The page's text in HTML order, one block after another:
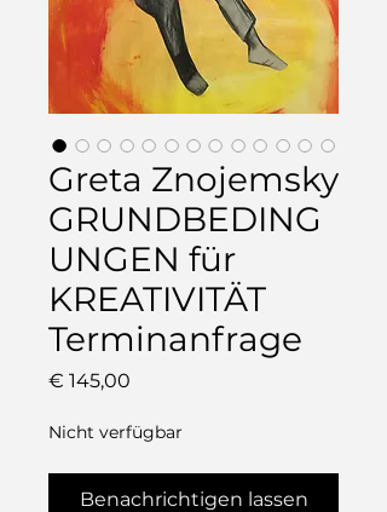
Greta Znojemsky
GRUNDBEDING
UNGEN für
KREATIVITÄT
Terminanfrage
€ 145,00
Nicht verfügbar
Benachrichtigen lassen